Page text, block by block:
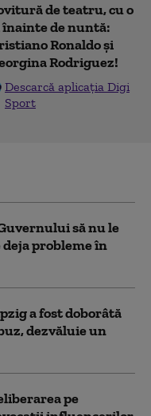
de teatru, cu o
înainte de nuntă:
Ronaldo și
Rodriguez!
Descarcă aplicația Digi
Sport
să nu le
probleme în
a fost doborâtă
dezvăluie un
pe